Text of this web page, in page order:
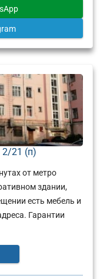
2/21 (п)
от метро
здании,
есть мебель и
Гарантии